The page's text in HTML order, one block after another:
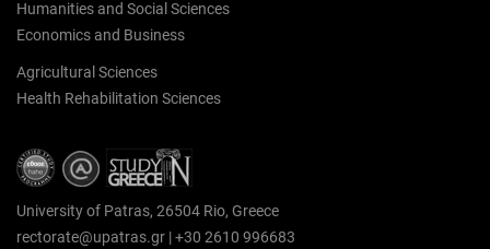
Humanities and Social Sciences
Economics and Business
Agricultural Sciences
Health Rehabilitation Sciences
University of Patras, 26504 Rio, Greece
rectorate@upatras.gr |+30 2610 996683